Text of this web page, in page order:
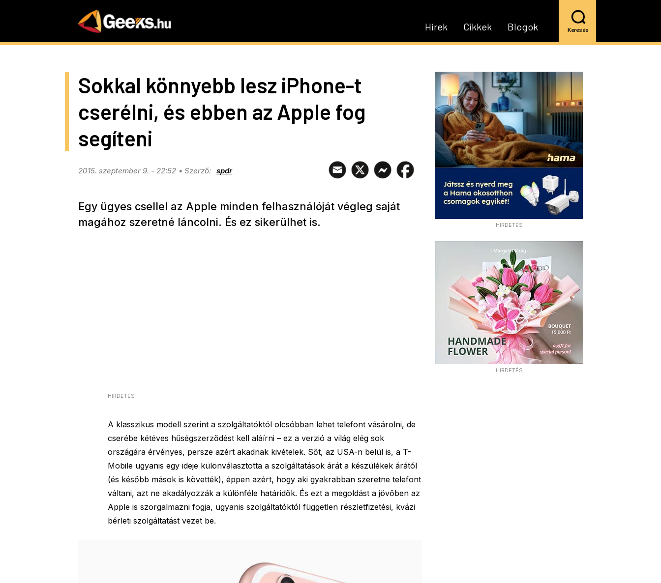
Blogok
Cikkek
Hírek Keresés
HIRDETÉS
HIRDETÉS
Sokkal könnyebb lesz iPhone-t
cserélni, és ebben az Apple fog
segíteni
2015. szeptember 9. - 22:52 spdr
Egy ügyes csellel az Apple minden felhasználóját végleg saját
magához szeretné láncolni. És ez sikerülhet is.
HIRDETÉS
A klasszikus modell szerint a szolgáltatóktól olcsóbban lehet telefont vásárolni, de
cserébe kétéves hűségszerződést kell aláírni – ez a verzió a világ elég sok
országára érvényes, persze azért akadnak kivételek. Sőt, az USA-n belül is, a T-
Mobile ugyanis egy ideje különválasztotta a szolgáltatások árát a készülékek árától
(és később mások is követték), éppen azért, hogy aki gyakrabban szeretne telefont
váltani, azt ne akadályozzák a különféle határidők. És ezt a megoldást a jövőben az
Apple is szorgalmazni fogja, ugyanis szolgáltatóktól független részletfizetési, kvázi
bérleti szolgáltatást vezet be.